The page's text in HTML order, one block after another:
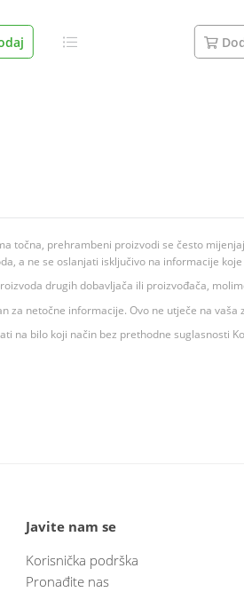
točna, prehrambeni proizvodi se često
a ne se oslanjati isključivo na informacije
drugih dobavljača ili proizvođača,
netočne informacije. Ovo ne utječe na vaša
bilo koji način bez prethodne suglasnosti
Javite nam se
Korisnička podrška
Pronađite nas